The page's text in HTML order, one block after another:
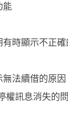
能
時顯示不正
法續借的原因
權訊息消失的